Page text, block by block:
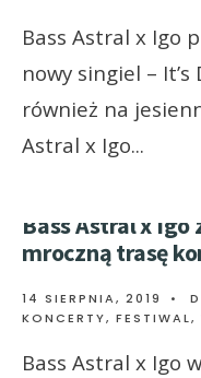
Bass Astral x Igo
nowy singiel –
również na
Astral x Igo...
Bass Astral x
mroczną trasę
14 SIERPNIA, 2019 •
KONCERTY, FESTIWAL,
Bass Astral x Igo